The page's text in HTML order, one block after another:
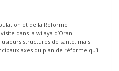
et de la Réforme
dans la wilaya d’Oran.
structures de santé, mais
axes du plan de réforme qu’il